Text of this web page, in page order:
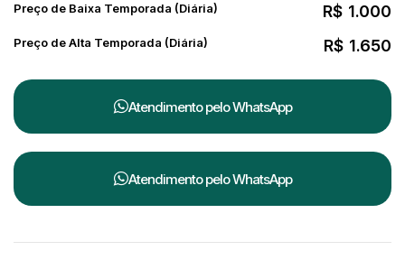
R$ 1.000
Preço de Baixa Temporada (Diária)
R$ 1.650
Preço de Alta Temporada (Diária)
Atendimento peloWhatsApp
Atendimento peloWhatsApp